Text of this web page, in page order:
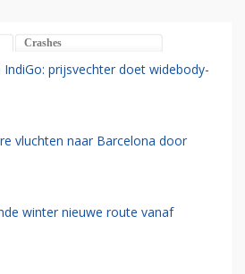
Crashes
prijsvechter doet widebody-
vluchten naar Barcelona door
winter nieuwe route vanaf